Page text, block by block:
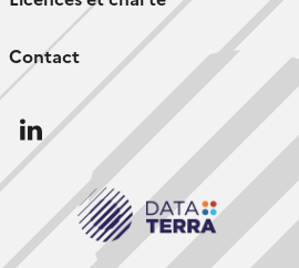
Contact
Follow
us